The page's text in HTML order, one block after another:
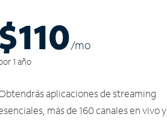
$110/mo
1 año
aplicaciones de streaming
más de 160 canales en vivo y